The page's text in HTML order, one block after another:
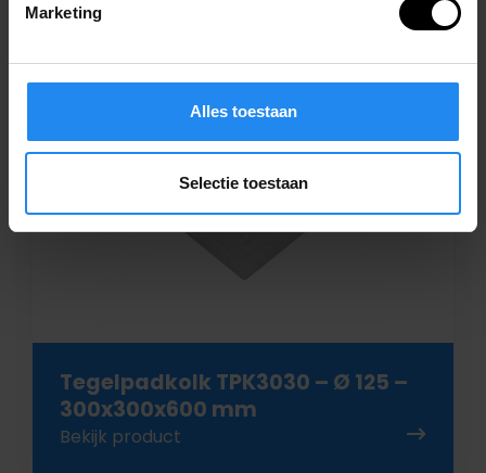
Marketing
Alles toestaan
Selectie toestaan
Tegelpadkolk TPK3030 – Ø 125 –
300x300x600 mm
Bekijk product